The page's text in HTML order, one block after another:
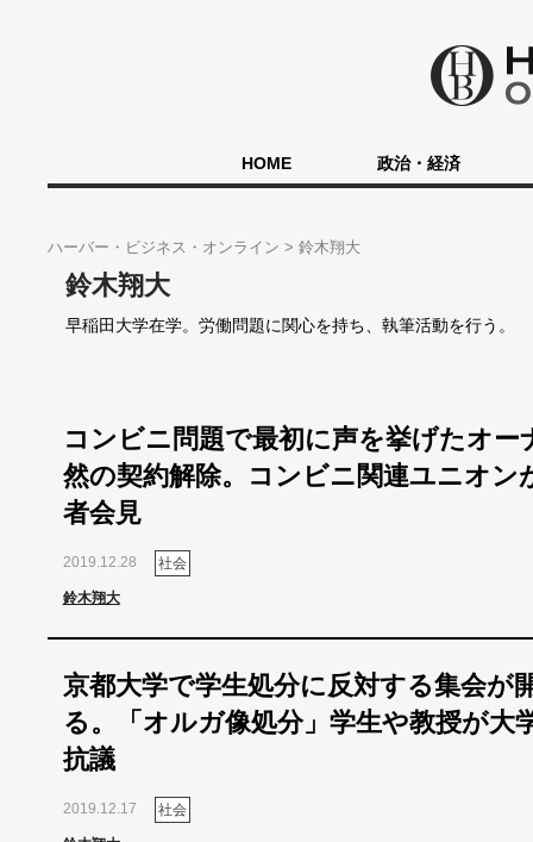
HOME 政治・経済
ハーバー・ビジネス・オンライン 鈴木翔大
鈴木翔大
早稲田大学在学。労働問題に関心を持ち、執筆活動を行う。
コンビニ問題で最初に声を挙げたオー
然の契約解除。コンビニ関連ユニオン
者会見
2019.12.28 社会
鈴木翔大
京都大学で学生処分に反対する集会が
る。「オルガ像処分」学生や教授が大
抗議
2019.12.17 社会